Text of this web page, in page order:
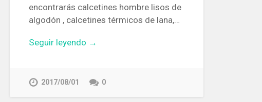
encontrarás calcetines hombre lisos de
algodón , calcetines térmicos de lana,…
Seguir leyendo →
2017/08/01 0